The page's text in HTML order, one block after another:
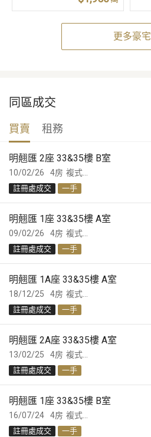
更多豪宅
同區成交
買賣 租務
10/02/26
明翹匯 2座 33&35樓 B室
複式...
4房
註冊處成交 一手
09/02/26
明翹匯 1座 33&35樓 A室
複式...
4房
註冊處成交 一手
18/12/25
明翹匯 1A座 33&35樓 A室
複式...
4房
註冊處成交 一手
13/02/25
明翹匯 2A座 33&35樓 A室
複式...
4房
註冊處成交 一手
16/07/24
明翹匯 1座 33&35樓 B室
複式...
4房
註冊處成交 一手